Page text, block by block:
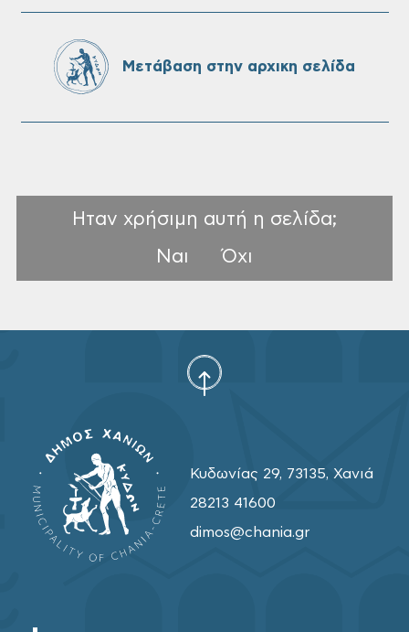
Πίνακες Κατάταξης & Βαθμολογίας,
Δήμου Χανίων
Μετάβαση στην αρχικη σελίδα
Ηταν χρήσιμη αυτή η σελίδα;
Ναι
Όχι
Κυδωνίας 29, 73135, Χανιά
28213 41600
dimos@chania.gr